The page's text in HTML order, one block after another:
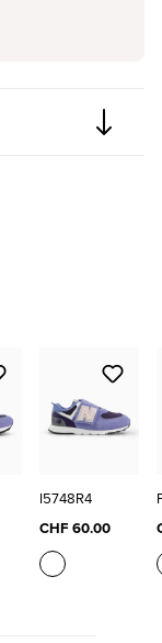
I5748R4
CHF 60.00